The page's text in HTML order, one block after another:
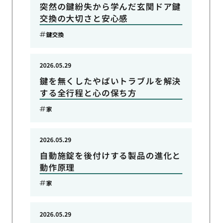
突然の鍵紛失から学んだ玄関ドア鍵
交換の大切さと安心感
鍵交換
鍵を無くしたやばいトラブルを解決
する全行程と心の保ち方
2026.05.29
家
自動施錠を後付けする製品の進化と
動作原理
2026.05.29
家
2026.05.29